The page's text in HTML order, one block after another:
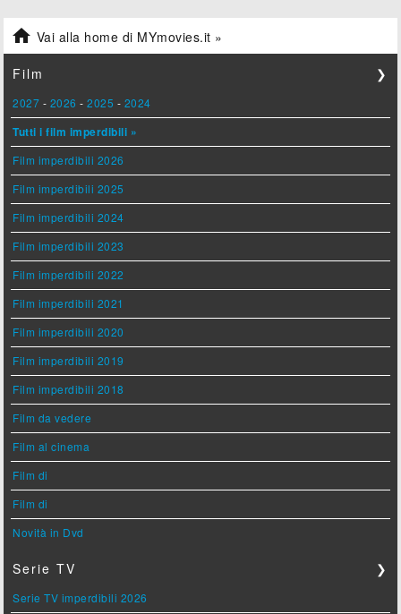
 Vai alla home di MYmovies.it »
Film ❯
2027 - 2026 -2025 - 2024
Tutti i film imperdibili »
Film imperdibili 2026
Film imperdibili 2025
Film imperdibili 2024
Film imperdibili 2023
Film imperdibili 2022
Film imperdibili 2021
Film imperdibili 2020
Film imperdibili 2019
Film imperdibili 2018
Film da vedere
Film al cinema
Film di
Film di
Novità in Dvd
Serie TV ❯
Serie TV imperdibili 2026